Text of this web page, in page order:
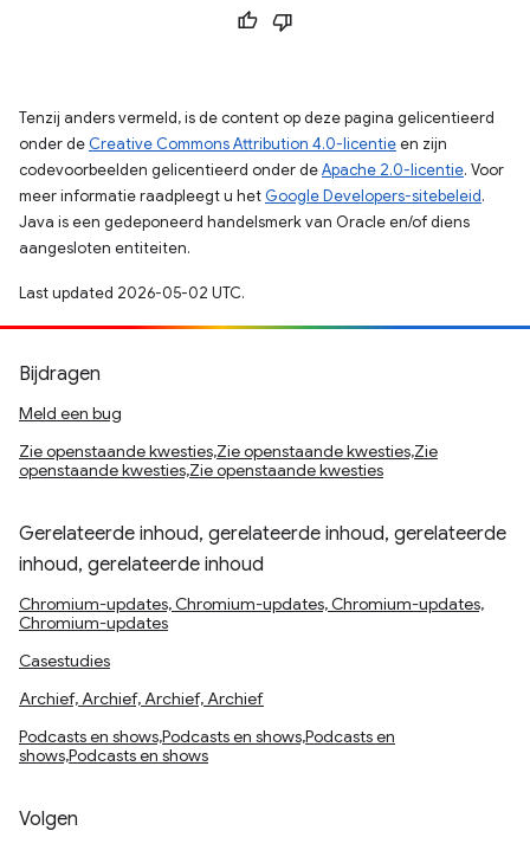
Tenzij anders vermeld, is de content op deze pagina gelicentieerd
onder de Creative Commons Attribution 4.0-licentieen zijn
codevoorbeelden gelicentieerd onder deApache 2.0-licentie. Voor
meer informatie raadpleegt u het Google Developers-sitebeleid.
Java is een gedeponeerd handelsmerk van Oracle en/of diens
aangesloten entiteiten.
Last updated 2026-05-02 UTC.
Bijdragen
Meld een bug
Zie openstaande kwesties,Zie openstaande kwesties,Zie
openstaande kwesties,Zie openstaande kwesties
Gerelateerde inhoud, gerelateerde inhoud, gerelateerde
inhoud, gerelateerde inhoud
Chromium-updates, Chromium-updates, Chromium-updates,
Chromium-updates
Casestudies
Archief, Archief, Archief, Archief
Podcasts en shows,Podcasts en shows,Podcasts en
shows,Podcasts en shows
Volgen